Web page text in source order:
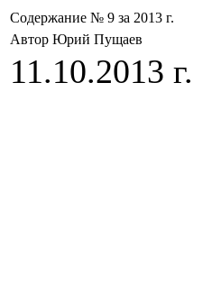
Содержание № 9 за 2013 г.
Автор Юрий Пущаев
11.10.2013 г.